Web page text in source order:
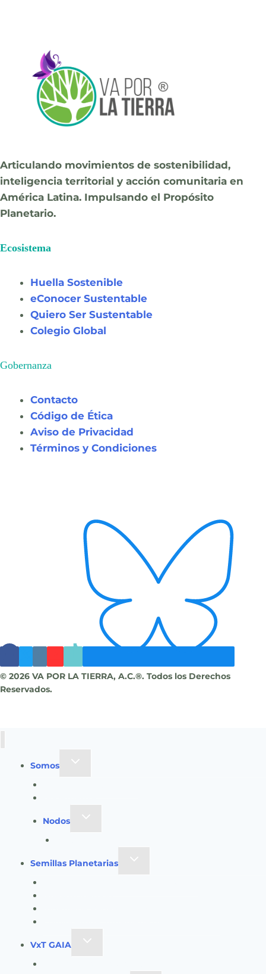
Articulando movimientos de sostenibilidad,
inteligencia territorial y acción comunitaria en
América Latina. Impulsando el Propósito
Planetario.
Ecosistema
Huella Sostenible
eConocer Sustentable
Quiero Ser Sustentable
Colegio Global
Gobernanza
Contacto
Código de Ética
Aviso de Privacidad
Términos y Condiciones
© 2026 VA POR LA TIERRA, A.C.®. Todos los Derechos
Reservados.
Somos
Toggle
child
Nodos
Toggle
child
Semillas Planetarias
Toggle
child
VxT GAIA
Toggle
child